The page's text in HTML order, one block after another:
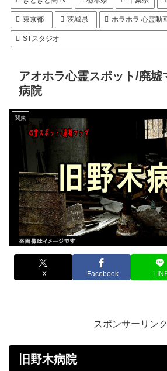
東京都 茨城県 ホラホラ 心霊動
STスタジオ
アオホラ心霊スポット/廃墟
病院
関東
X Facebook
スポンサーリンク
旧野木病院